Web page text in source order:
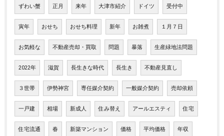
ずわい蟹 正月 来年 大津市紹介 ドイツ 受付中
寅年 おせち おせち料理 新年 お雑煮 １月７日
お気軽な 不動産売却・買取 問題 暴落 生産緑地法問題
2022年 滋賀 長生きな時代 長生き 不動産見直し
３世帯 伊勢神宮 専任媒介契約 一般媒介契約 売却依頼
一戸建 相場 新成人 住み替え アールエスティ 住宅
住宅流通 春 新築マンション 価格 平均価格 年収